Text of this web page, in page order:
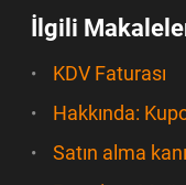
İlgili
KDV Faturası
Hakkında:
Satın alma